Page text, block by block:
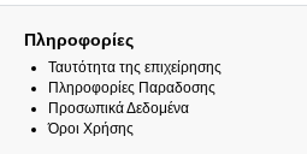
Πληροφορίες
Ταυτότητα της επιχείρησης
Πληροφορίες Παραδοσης
Προσωπικά Δεδομένα
Όροι Χρήσης